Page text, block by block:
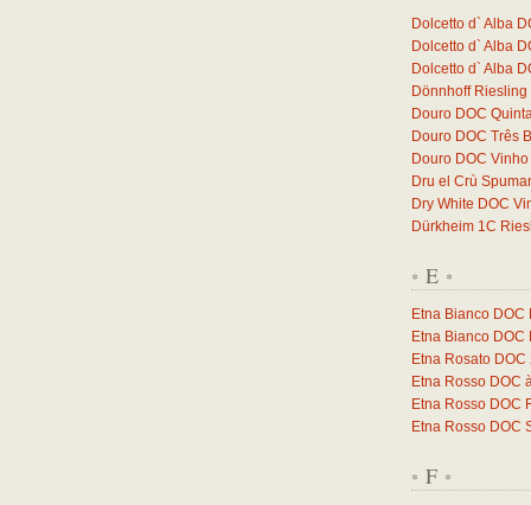
Dolcetto d` Alba
Dolcetto d` Alba
Dolcetto d` Alba
Dönnhoff
Douro DOC
Douro DOC Três
Douro DOC
Dru el Crù
Dry White DOC
Dürkheim 1C
* E *
Etna Bianco
Etna Bianco
Etna Rosato
Etna Rosso DOC
Etna Rosso DOC
Etna Rosso DOC
* F *